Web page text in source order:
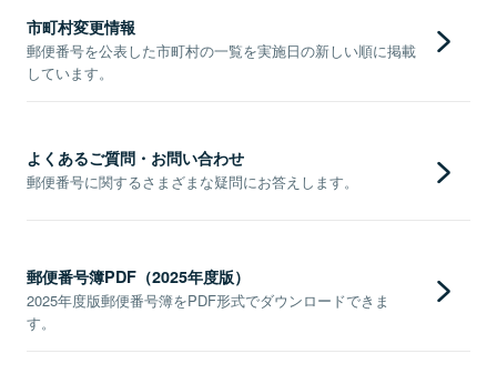
市町村変更情報
郵便番号を公表した市町村の一覧を実施日の新しい順に掲載
しています。
よくあるご質問・お問い合わせ
郵便番号に関するさまざまな疑問にお答えします。
郵便番号簿PDF（2025年度版）
2025年度版郵便番号簿をPDF形式でダウンロードできま
す。